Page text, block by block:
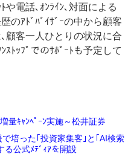
や電話､ｵﾝﾗｲﾝ､対面による
のｱﾄﾞﾊﾞｲｻﾞｰの中から顧客
顧客一人ひとりの状況に合
ﾄｯﾌﾟでのｻﾎﾟｰﾄも予定して
量ｷｬﾝﾍﾟｰﾝ実施～松井証券
で培った｢投資家集客｣と｢AI検索
る公式ﾒﾃﾞｨｱを開設